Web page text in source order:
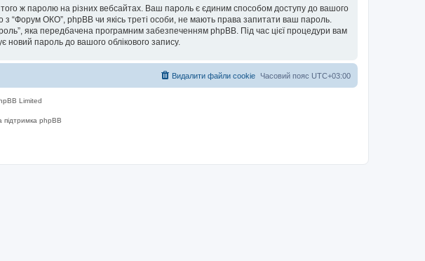
ж паролю на різних вебсайтах. Ваш пароль є єдиним способом доступу до вашого
з “Форум ОКО”, phpBB чи якісь треті особи, не мають права запитати ваш пароль.
яка передбачена програмним забезпеченням phpBB. Під час цієї процедури вам
новий пароль до вашого облікового запису.
Часовий пояс UTC+03:00
Видалити файли cookie
Limited
підтримка phpBB